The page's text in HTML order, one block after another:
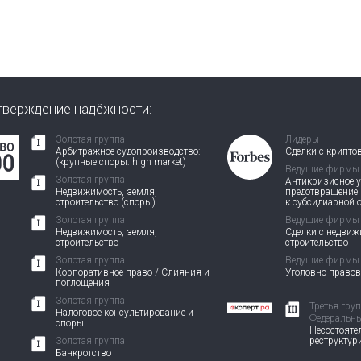
надёжности:
Золотая группа
Арбитражное судопроизводство:
(крупные споры: high market)
Золотая группа
Недвижимость, земля,
строительство (споры)
Золотая группа
Недвижимость, земля,
строительство
Золотая группа
Корпоративное право / Слияния и
поглощения
Золотая группа
Налоговое консультирование и
споры
Золотая группа
Банкротство
Лидеры
Сделки с
Ведущие фирмы
Антикризисное
к субсидиарной
Ведущие фирмы
Сделки с
строительство
Ведущие фирмы
Уголовно
Третья